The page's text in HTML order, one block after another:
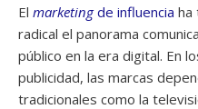
El marketingde influencia ha
radical el panorama
público en la era digital. En
publicidad, las marcas
tradicionales como la